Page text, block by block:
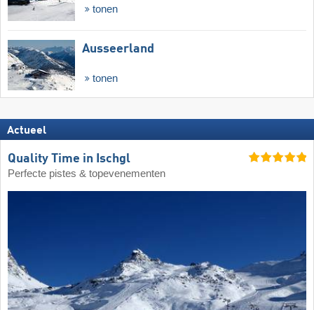
tonen
Ausseerland
tonen
Actueel
Quality Time in Ischgl
Perfecte pistes & topevenementen